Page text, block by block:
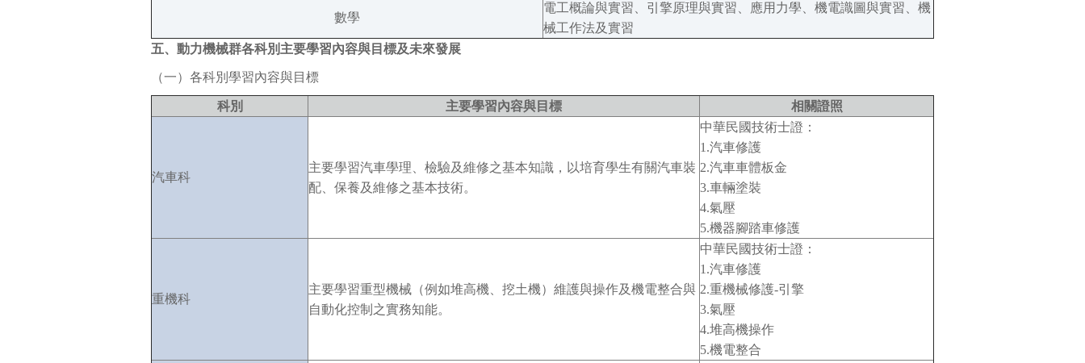
數學
電工概論與實習、引擎原理與實習、應用力學、機電識圖與實習、機
械工作法及實習
五、動力機械群各科別主要學習內容與目標及未來發展
（一）各科別學習內容與目標
科別 主要學習內容與目標 相關證照
汽車科
主要學習汽車學理、檢驗及維修之基本知識，以培育學生有關汽車裝
配、保養及維修之基本技術。
中華民國技術士證：
1.汽車修護
2.汽車車體板金
3.車輛塗裝
4.氣壓
5.機器腳踏車修護
重機科
主要學習重型機械（例如堆高機、挖土機）維護與操作及機電整合與
自動化控制之實務知能。
中華民國技術士證：
1.汽車修護
2.重機械修護-引擎
3.氣壓
4.堆高機操作
5.機電整合